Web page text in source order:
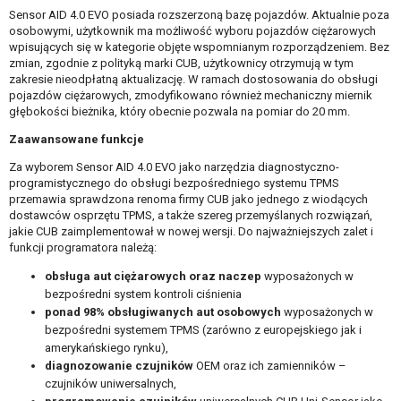
Sensor AID 4.0 EVO posiada rozszerzoną bazę pojazdów. Aktualnie poza
osobowymi, użytkownik ma możliwość wyboru pojazdów ciężarowych
wpisujących się w kategorie objęte wspomnianym rozporządzeniem. Bez
zmian, zgodnie z polityką marki CUB, użytkownicy otrzymują w tym
zakresie nieodpłatną aktualizację. W ramach dostosowania do obsługi
pojazdów ciężarowych, zmodyfikowano również mechaniczny miernik
głębokości bieżnika, który obecnie pozwala na pomiar do 20 mm.
Zaawansowane funkcje
Za wyborem Sensor AID 4.0 EVO jako narzędzia diagnostyczno-
programistycznego do obsługi bezpośredniego systemu TPMS
przemawia sprawdzona renoma firmy CUB jako jednego z wiodących
dostawców osprzętu TPMS, a także szereg przemyślanych rozwiązań,
jakie CUB zaimplementował w nowej wersji. Do najważniejszych zalet i
funkcji programatora należą:
obsługa aut ciężarowych oraz naczep wyposażonych w
bezpośredni system kontroli ciśnienia
ponad 98% obsługiwanych aut osobowych wyposażonych w
bezpośredni systemem TPMS (zarówno z europejskiego jak i
amerykańskiego rynku),
diagnozowanie czujników OEM oraz ich zamienników –
czujników uniwersalnych,